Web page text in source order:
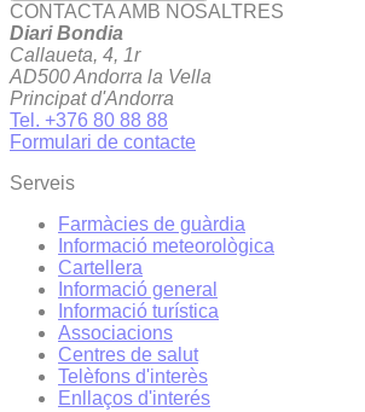
CONTACTA AMB NOSALTRES
Diari Bondia
Callaueta, 4, 1r
AD500 Andorra la Vella
Principat d'Andorra
Tel. +376 80 88 88
Formulari de contacte
Serveis
Farmàcies de guàrdia
Informació meteorològica
Cartellera
Informació general
Informació turística
Associacions
Centres de salut
Telèfons d'interès
Enllaços d'interés